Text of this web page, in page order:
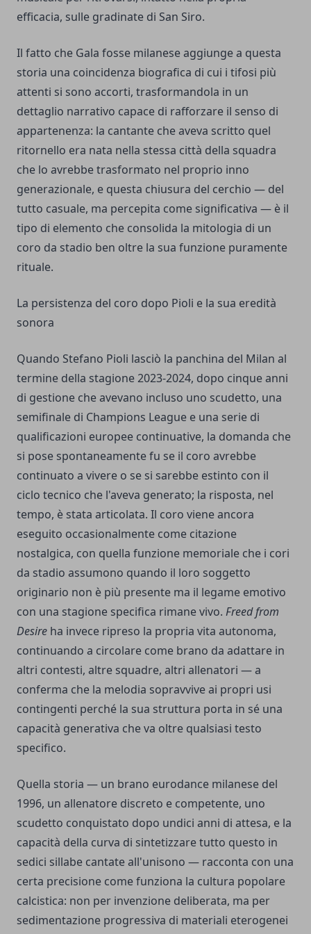
efficacia, sulle gradinate di San Siro.
Il fatto che Gala fosse milanese aggiunge a questa
storia una coincidenza biografica di cui i tifosi più
attenti si sono accorti, trasformandola in un
dettaglio narrativo capace di rafforzare il senso di
appartenenza: la cantante che aveva scritto quel
ritornello era nata nella stessa città della squadra
che lo avrebbe trasformato nel proprio inno
generazionale, e questa chiusura del cerchio — del
tutto casuale, ma percepita come significativa — è il
tipo di elemento che consolida la mitologia di un
coro da stadio ben oltre la sua funzione puramente
rituale.
La persistenza del coro dopo Pioli e la sua eredità
sonora
Quando Stefano Pioli lasciò la panchina del Milan al
termine della stagione 2023-2024, dopo cinque anni
di gestione che avevano incluso uno scudetto, una
semifinale di Champions League e una serie di
qualificazioni europee continuative, la domanda che
si pose spontaneamente fu se il coro avrebbe
continuato a vivere o se si sarebbe estinto con il
ciclo tecnico che l'aveva generato; la risposta, nel
tempo, è stata articolata. Il coro viene ancora
eseguito occasionalmente come citazione
nostalgica, con quella funzione memoriale che i cori
da stadio assumono quando il loro soggetto
originario non è più presente ma il legame emotivo
con una stagione specifica rimane vivo. Freed from
Desire ha invece ripreso la propria vita autonoma,
continuando a circolare come brano da adattare in
altri contesti, altre squadre, altri allenatori — a
conferma che la melodia sopravvive ai propri usi
contingenti perché la sua struttura porta in sé una
capacità generativa che va oltre qualsiasi testo
specifico.
Quella storia — un brano eurodance milanese del
1996, un allenatore discreto e competente, uno
scudetto conquistato dopo undici anni di attesa, e la
capacità della curva di sintetizzare tutto questo in
sedici sillabe cantate all'unisono — racconta con una
certa precisione come funziona la cultura popolare
calcistica: non per invenzione deliberata, ma per
sedimentazione progressiva di materiali eterogenei